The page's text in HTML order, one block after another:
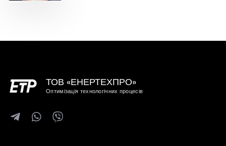
ТОВ «ЕНЕРТЕХПРО»
Оптимізація технологічних процесів